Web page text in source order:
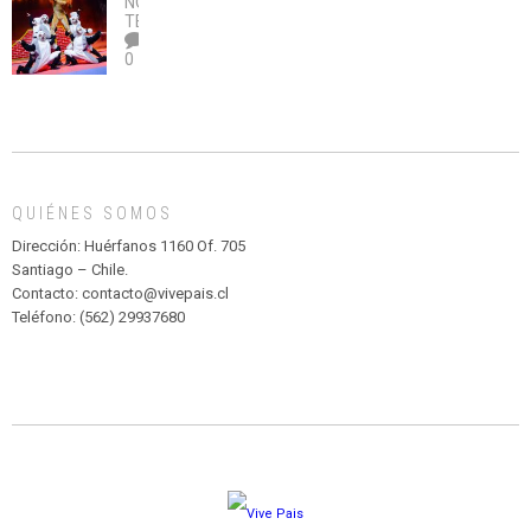
legalice
el
abuso”
DE
TEATRO
Y
MADAGASCAR
PARQUE
HURATDO
TEATRO
0
QUIÉNES SOMOS
Dirección: Huérfanos 1160 Of. 705
Santiago – Chile.
Contacto: contacto@vivepais.cl
Teléfono: (562) 29937680